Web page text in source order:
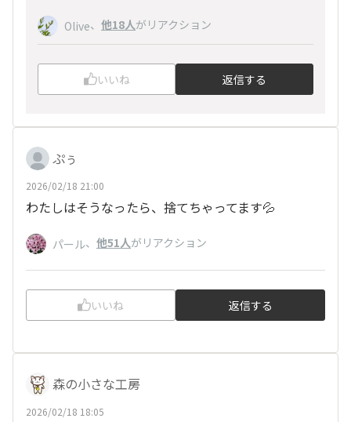
Olive、 他18人がリアクション
いいね 返信する
ぷぅ
2026/02/18 21:00
わたしはそうなったら、捨てちゃってます💦
パール、 他51人がリアクション
いいね 返信する
森の小さな工房
2026/02/18 18:05